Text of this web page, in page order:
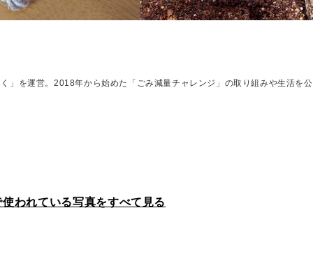
」を運営。2018年から始めた「ごみ減量チャレンジ」の取り組みや生活を公
われている写真をすべて見る